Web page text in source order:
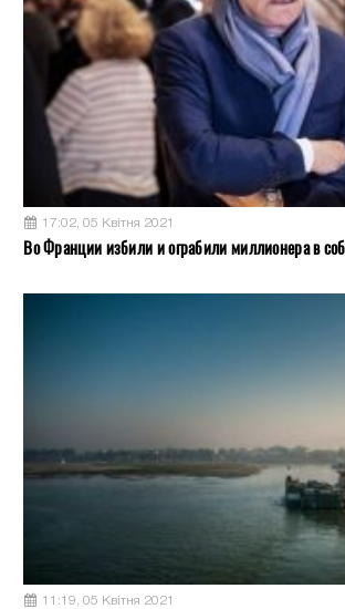
17:02, 05 Квітня 2021
Во Франции избили и ограбили миллионера в
11:19, 05 Квітня 2021